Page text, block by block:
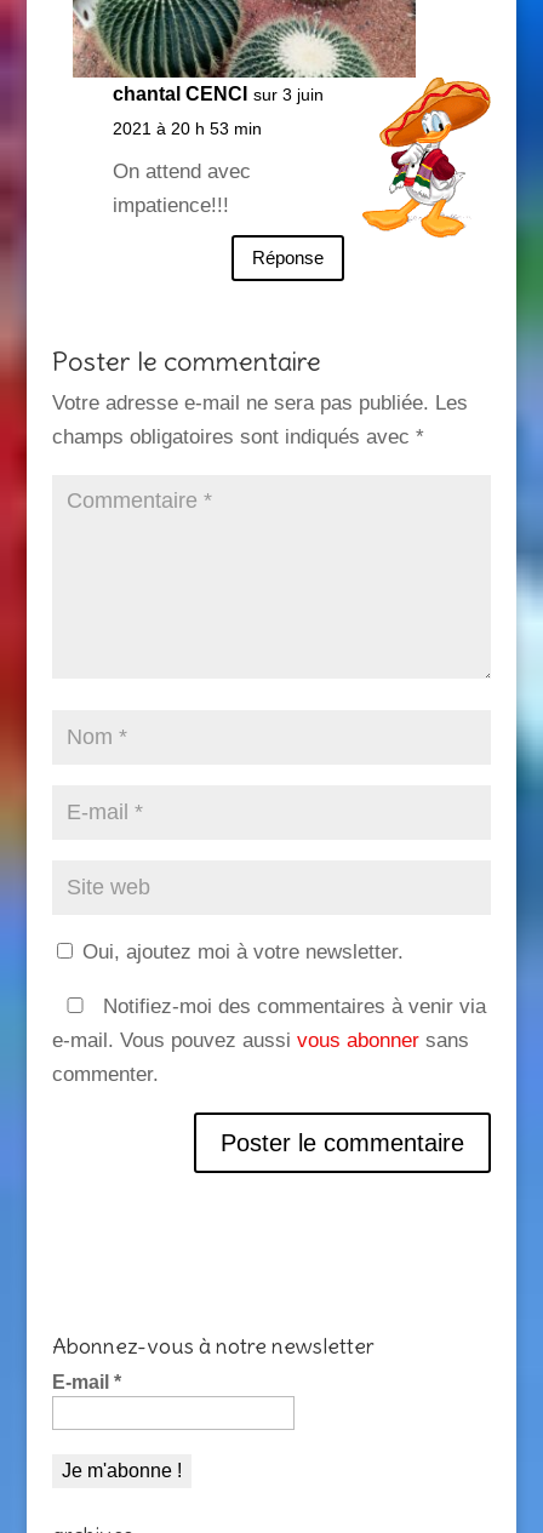
chantal CENCI
sur 3 juin
2021 à 20 h 53 min
On attend avec
impatience!!!
Réponse
Poster le commentaire
Votre adresse e-mail ne sera pas publiée. Les
champs obligatoires sont indiqués avec *
Oui, ajoutez moi à votre newsletter.
Notifiez-moi des commentaires à venir via
e-mail. Vous pouvez aussi vous abonnersans
commenter.
Abonnez-vous à notre newsletter
E-mail *